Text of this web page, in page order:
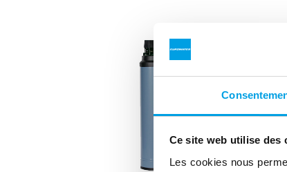
Ce site web utilise des
Les cookies nous